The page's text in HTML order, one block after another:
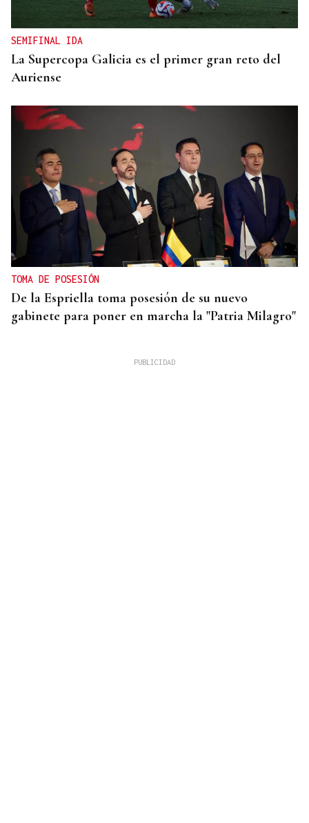
SEMIFINAL IDA
La Supercopa Galicia es el primer gran reto del
Auriense
TOMA DE POSESIÓN
De la Espriella toma posesión de su nuevo
gabinete para poner en marcha la "Patria Milagro"